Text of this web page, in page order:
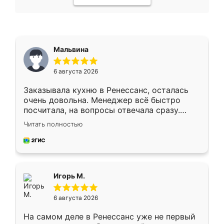
Мальвина
6 августа 2026
Заказывала кухню в Ренессанс, осталась
очень довольна. Менеджер всё быстро
посчитала, на вопросы отвечала сразу.
Замерщик приехал в субботу, подошёл к
делу со всей ответственностью. Собрали
за день, ребята работали аккуратно, даже
Читать полностью
Игорь М.
6 августа 2026
На самом деле в Ренессанс уже не первый